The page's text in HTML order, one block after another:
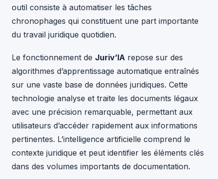
outil consiste à automatiser les tâches
chronophages qui constituent une part importante
du travail juridique quotidien.
Le fonctionnement de Juriv’IA repose sur des
algorithmes d’apprentissage automatique entraînés
sur une vaste base de données juridiques. Cette
technologie analyse et traite les documents légaux
avec une précision remarquable, permettant aux
utilisateurs d’accéder rapidement aux informations
pertinentes. L’intelligence artificielle comprend le
contexte juridique et peut identifier les éléments clés
dans des volumes importants de documentation.